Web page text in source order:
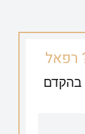
רפאל
בהקדם